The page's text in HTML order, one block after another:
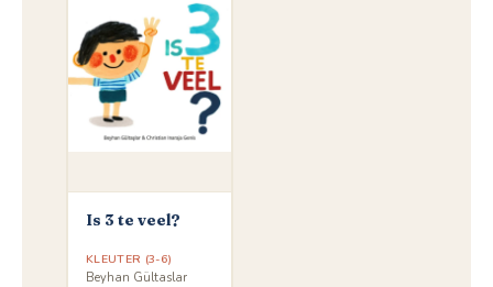
Is 3 te veel?
KLEUTER (3-6)
Beyhan Gültaslar